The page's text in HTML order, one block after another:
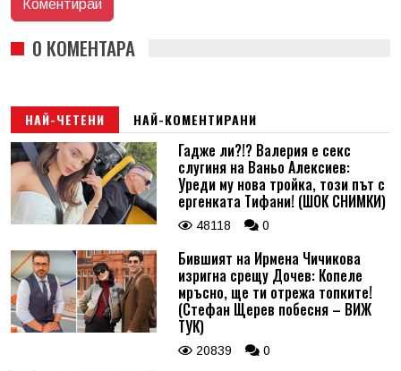
0 КОМЕНТАРА
НАЙ-ЧЕТЕНИ НАЙ-КОМЕНТИРАНИ
Гадже ли?!? Валерия е секс
слугиня на Ваньо Алексиев:
Уреди му нова тройка, този път с
ергенката Тифани! (ШОК СНИМКИ)
48118 0
Бившият на Ирмена Чичикова
изригна срещу Дочев: Копеле
мръсно, ще ти отрежа топките!
(Стефан Щерев побесня – ВИЖ
ТУК)
20839 0